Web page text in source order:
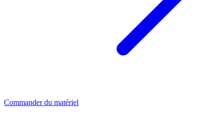
Commander du matériel